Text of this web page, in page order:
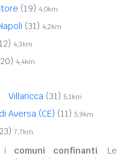
(19) 4,0km
(31) 4,2km
4,3km
4,4km
Villaricca (31) 5,1km
Aversa (CE) (11) 5,9km
7,7km
i comuni confinanti. Le